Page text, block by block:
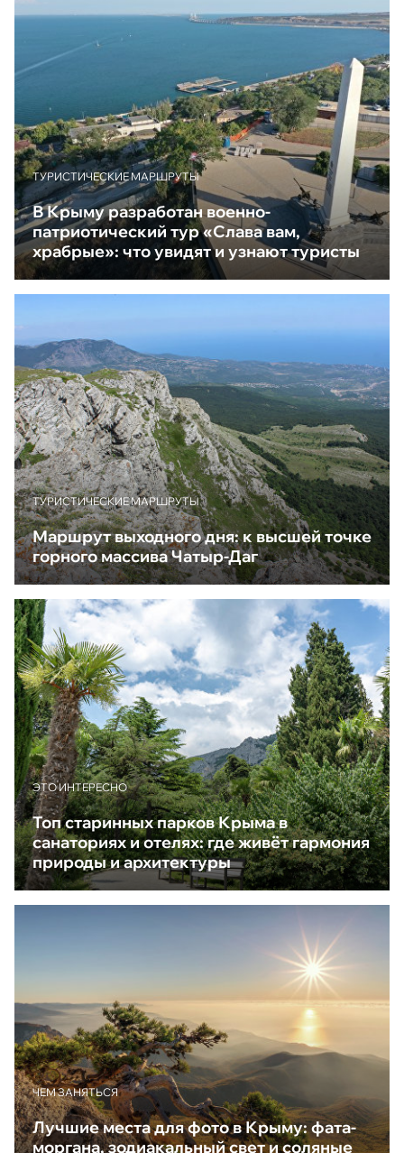
ТУРИСТИЧЕСКИЕ МАРШРУТЫ
В Крыму разработан военно-
патриотический тур «Слава вам,
храбрые»: что увидят и узнают туристы
ТУРИСТИЧЕСКИЕ МАРШРУТЫ
Маршрут выходного дня: к высшей точке
горного массива Чатыр-Даг
ЭТО ИНТЕРЕСНО
Топ старинных парков Крыма в
санаториях и отелях: где живёт гармония
природы и архитектуры
ЧЕМ ЗАНЯТЬСЯ
Лучшие места для фото в Крыму: фата-
моргана, зодиакальный свет и соляные